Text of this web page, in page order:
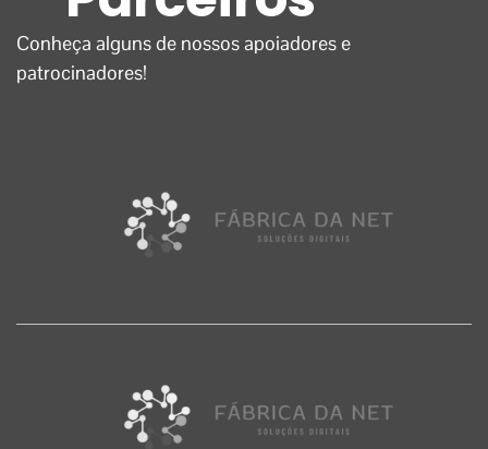
Conheça alguns de nossos apoiadores e
patrocinadores!